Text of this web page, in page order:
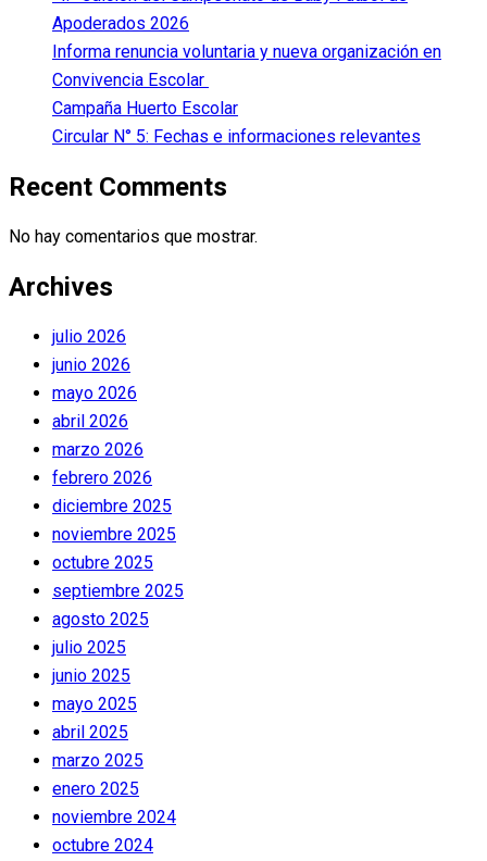
Apoderados 2026
Informa renuncia voluntaria y nueva organización en
Convivencia Escolar
Campaña Huerto Escolar
Circular N° 5: Fechas e informaciones relevantes
Recent Comments
No hay comentarios que mostrar.
Archives
julio 2026
junio 2026
mayo 2026
abril 2026
marzo 2026
febrero 2026
diciembre 2025
noviembre 2025
octubre 2025
septiembre 2025
agosto 2025
julio 2025
junio 2025
mayo 2025
abril 2025
marzo 2025
enero 2025
noviembre 2024
octubre 2024